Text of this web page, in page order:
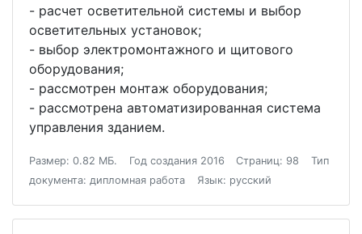
- расчет осветительной системы и выбор
осветительных установок;
- выбор электромонтажного и щитового
оборудования;
- рассмотрен монтаж оборудования;
- рассмотрена автоматизированная система
управления зданием.
Размер: 0.82 МБ. Год создания 2016 Страниц: 98
Тип
документа: дипломная работа
Язык: русский